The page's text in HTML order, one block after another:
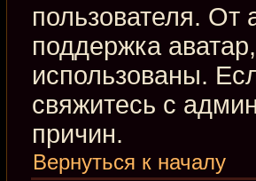
пользователя. От
поддержка
использованы.
свяжитесь с
причин.
Вернуться к началу